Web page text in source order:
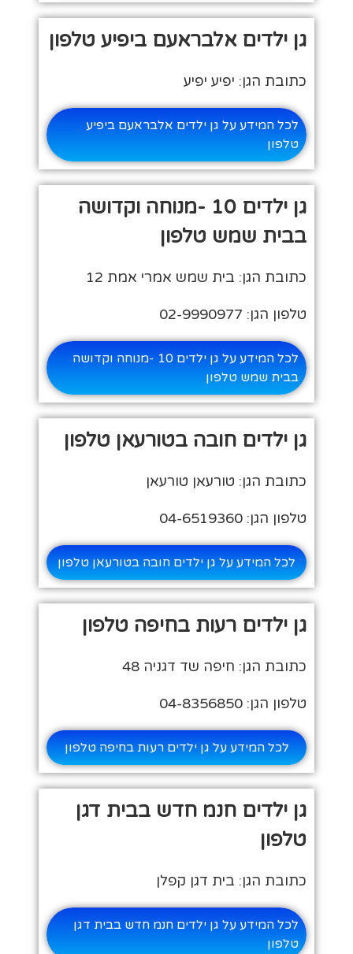
גן ילדים אלבראעם ביפיע טלפון
כתובת הגן: יפיע יפיע
לכל המידע על גן ילדים אלבראעם ביפיע
טלפון
גן ילדים 10 -מנוחה וקדושה
בבית שמש טלפון
כתובת הגן: בית שמש אמרי אמת 12
טלפון הגן: 02-9990977
לכל המידע על גן ילדים 10 -מנוחה וקדושה
בבית שמש טלפון
גן ילדים חובה בטורעאן טלפון
כתובת הגן: טורעאן טורעאן
טלפון הגן: 04-6519360
לכל המידע על גן ילדים חובה בטורעאן טלפון
גן ילדים רעות בחיפה טלפון
כתובת הגן: חיפה שד דגניה 48
טלפון הגן: 04-8356850
לכל המידע על גן ילדים רעות בחיפה טלפון
גן ילדים חנמ חדש בבית דגן
טלפון
כתובת הגן: בית דגן קפלן
לכל המידע על גן ילדים חנמ חדש בבית דגן
טלפון